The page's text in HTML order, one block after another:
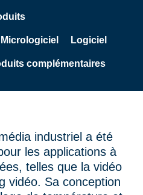
Micrologiciel Logiciel
complémentaires
industriel a été
les applications à
telles que la vidéo
vidéo. Sa conception